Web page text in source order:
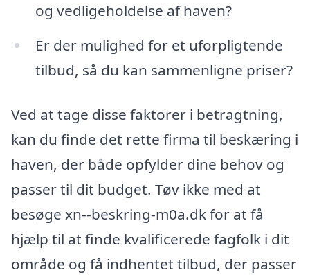
og vedligeholdelse af haven?
Er der mulighed for et uforpligtende
tilbud, så du kan sammenligne priser?
Ved at tage disse faktorer i betragtning,
kan du finde det rette firma til beskæring i
haven, der både opfylder dine behov og
passer til dit budget. Tøv ikke med at
besøge xn--beskring-m0a.dk for at få
hjælp til at finde kvalificerede fagfolk i dit
område og få indhentet tilbud, der passer